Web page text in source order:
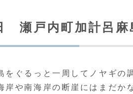
瀬戸内町加計呂麻
ぐるっと一周してノヤギの
岸や南海岸の断崖にはまだか